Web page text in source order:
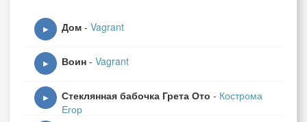
▶ Дом - Vagrant
▶ Воин - Vagrant
▶ Стеклянная бабочка Грета Ото - Кострома
Егор